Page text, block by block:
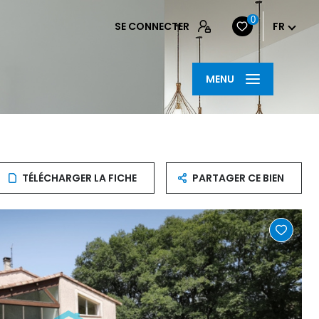
SE CONNECTER 0 FR
MENU
TÉLÉCHARGER LA FICHE PARTAGER CE BIEN